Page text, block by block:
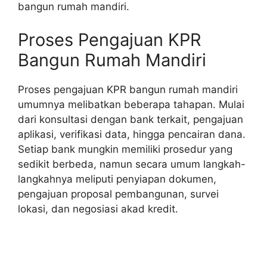
bangun rumah mandiri.
Proses Pengajuan KPR
Bangun Rumah Mandiri
Proses pengajuan KPR bangun rumah mandiri
umumnya melibatkan beberapa tahapan. Mulai
dari konsultasi dengan bank terkait, pengajuan
aplikasi, verifikasi data, hingga pencairan dana.
Setiap bank mungkin memiliki prosedur yang
sedikit berbeda, namun secara umum langkah-
langkahnya meliputi penyiapan dokumen,
pengajuan proposal pembangunan, survei
lokasi, dan negosiasi akad kredit.